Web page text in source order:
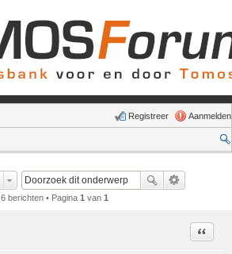
Aanmelden
Registreer
6 berichten • Pagina 1 van 1
Citeer